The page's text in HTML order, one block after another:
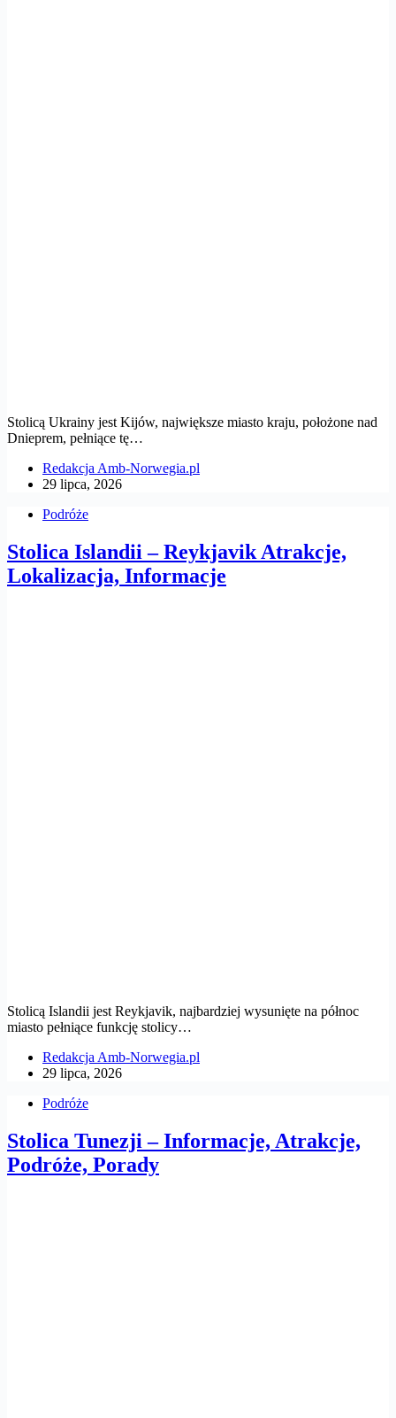
Stolicą Ukrainy jest Kijów, największe miasto kraju, położone nad
Dnieprem, pełniące tę…
Redakcja Amb-Norwegia.pl
29 lipca, 2026
Podróże
Stolica Islandii – Reykjavik Atrakcje,
Lokalizacja, Informacje
Stolicą Islandii jest Reykjavik, najbardziej wysunięte na północ
miasto pełniące funkcję stolicy…
Redakcja Amb-Norwegia.pl
29 lipca, 2026
Podróże
Stolica Tunezji – Informacje, Atrakcje,
Podróże, Porady